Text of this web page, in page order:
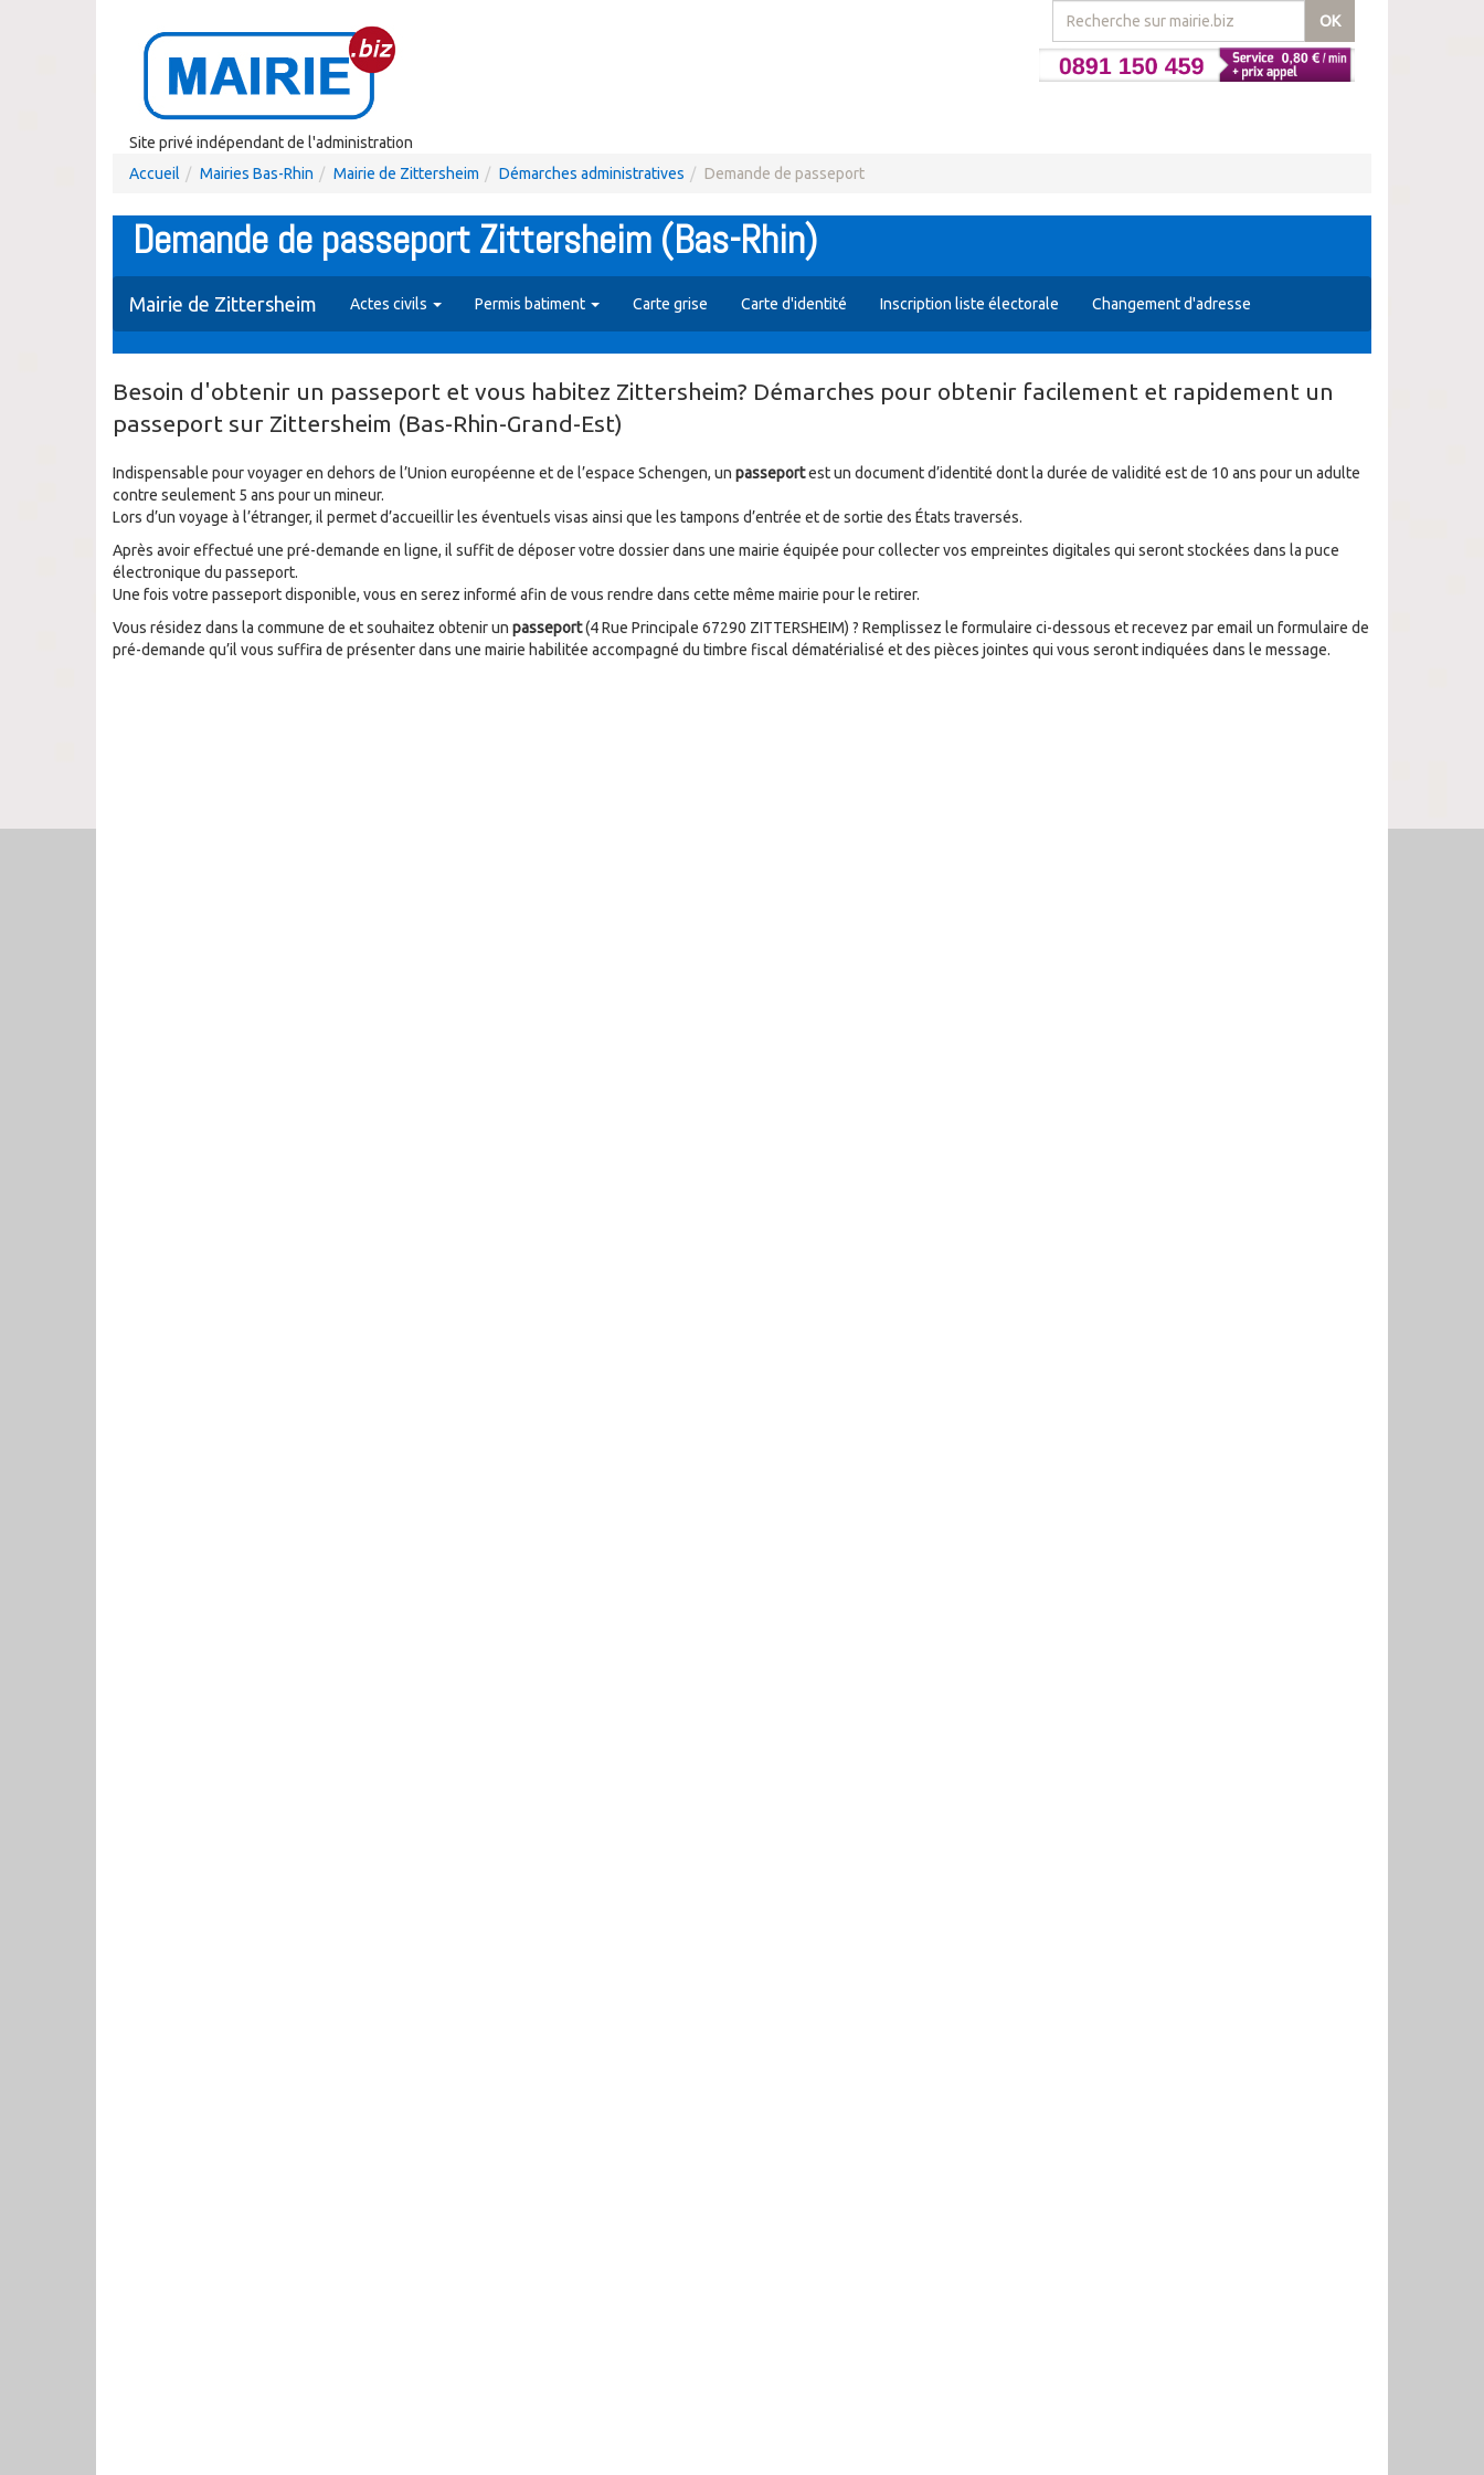
OK
Site privé indépendant de l'administration
Accueil
Mairies Bas-Rhin Mairie de Zittersheim Démarches administratives Demande de passeport
Demande de passeport Zittersheim (Bas-Rhin)
Mairie de Zittersheim Actes civils Permis batiment Carte grise Carte d'identité Inscription liste électorale Changement d'adresse
Besoin d'obtenir un passeport et vous habitez Zittersheim? Démarches pour obtenir facilement et rapidement un
passeport sur Zittersheim (Bas-Rhin-Grand-Est)
Indispensable pour voyager en dehors de l’Union européenne et de l’espace Schengen, un passeportest un document d’identité dont la durée de validité est de 10 ans pour un adulte
contre seulement 5 ans pour un mineur.
Lors d’un voyage à l’étranger, il permet d’accueillir les éventuels visas ainsi que les tampons d’entrée et de sortie des États traversés.
Après avoir effectué une pré-demande en ligne, il suffit de déposer votre dossier dans une mairie équipée pour collecter vos empreintes digitales qui seront stockées dans la puce
électronique du passeport.
Une fois votre passeport disponible, vous en serez informé afin de vous rendre dans cette même mairie pour le retirer.
Vous résidez dans la commune de et souhaitez obtenir un passeport(4 Rue Principale 67290 ZITTERSHEIM) ? Remplissez le formulaire ci-dessous et recevez par email un formulaire de
pré-demande qu’il vous suffira de présenter dans une mairie habilitée accompagné du timbre fiscal dématérialisé et des pièces jointes qui vous seront indiquées dans le message.